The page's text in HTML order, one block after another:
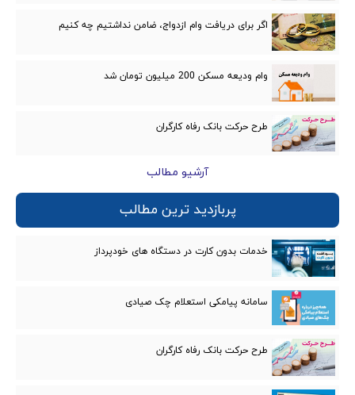
اگر برای دریافت وام ازدواج، ضامن نداشتیم چه کنیم
وام ودیعه مسکن 200 میلیون تومان شد
طرح حرکت بانک رفاه کارگران
آرشیو مطالب
پربازدید ترین مطالب
خدمات بدون کارت در دستگاه های خودپرداز
سامانه پیامکی استعلام چک صیادی
طرح حرکت بانک رفاه کارگران